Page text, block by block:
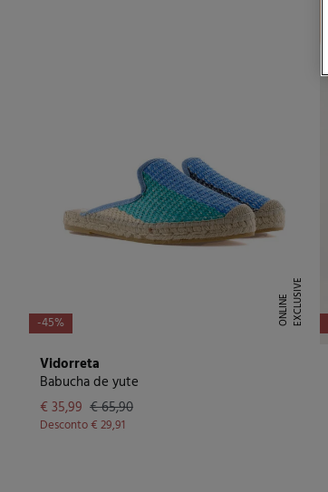
-45% E
X
C
L
U
S I
V
E
O
N
L
I
N
E
Vidorreta
Babucha de yute
€ 35,99 € 65,90
Desconto€ 29,91